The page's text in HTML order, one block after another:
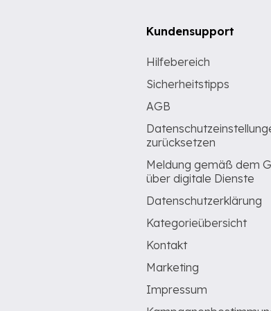
Kundensupport
Hilfebereich
Sicherheitstipps
AGB
zurücksetzen
Meldung gemäß dem
über digitale Dienste
Datenschutzerklärung
Kategorieübersicht
Kontakt
Marketing
Impressum